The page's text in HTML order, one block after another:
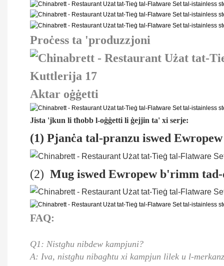
Proċess ta 'produzzjoni
Aktar oġġetti
Jista 'jkun li tħobb l-oġġetti li ġejjin ta' xi serje:
(1) Pjanċa tal-pranzu iswed
(2) Mug iswed Ewropew b'rimm tad-
FAQ:
Q1: Nistgħu nibdew kampjuni?
A: Iva, nistgħu nibagħtu xi kampjun lilek u l-